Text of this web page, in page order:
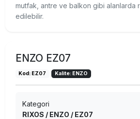
mutfak, antre ve balkon gibi alanlarda
edilebilir.
ENZO EZ07
Kod: EZ07 Kalite: ENZO
Kategori
RIXOS / ENZO / EZ07